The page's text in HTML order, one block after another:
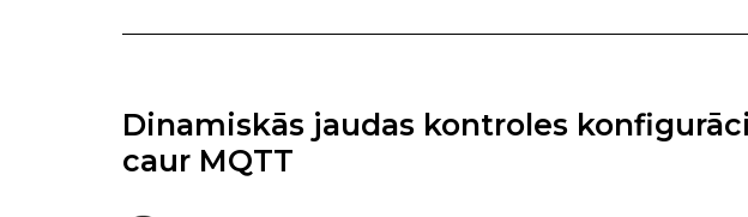
Dinamiskās jaudas kontroles
caur MQTT